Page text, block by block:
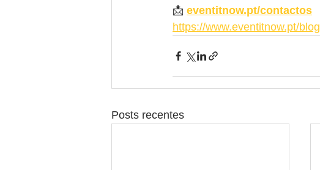
📩 eventitnow.pt/contactos
https://www.eventitnow.pt/blog
Posts recentes